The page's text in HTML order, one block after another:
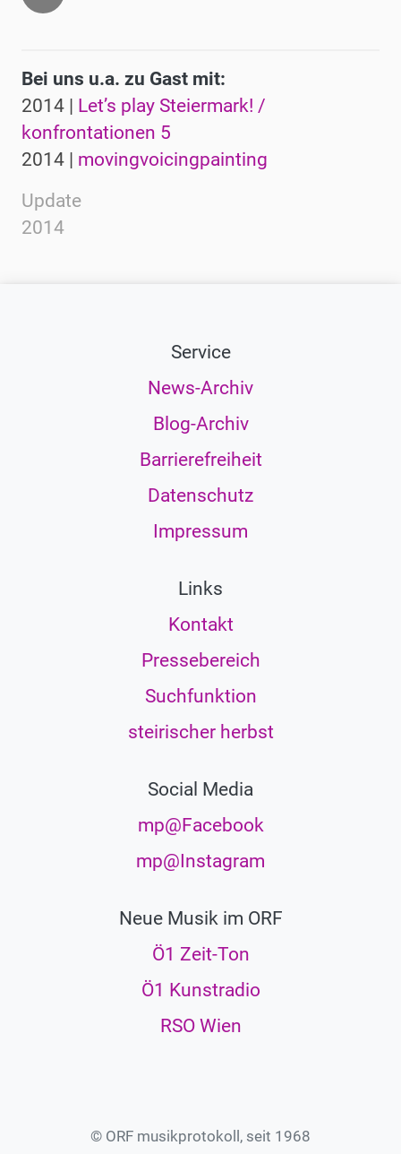
Bei uns u.a. zu Gast mit:
2014 | Let’s play Steiermark! /
konfrontationen 5
2014 | movingvoicingpainting
Update
2014
Service
News-Archiv
Blog-Archiv
Barrierefreiheit
Datenschutz
Impressum
Links
Kontakt
Pressebereich
Suchfunktion
steirischer herbst
Social Media
mp@Facebook
mp@Instagram
Neue Musik im ORF
Ö1 Zeit-Ton
Ö1 Kunstradio
RSO Wien
© ORF musikprotokoll, seit 1968